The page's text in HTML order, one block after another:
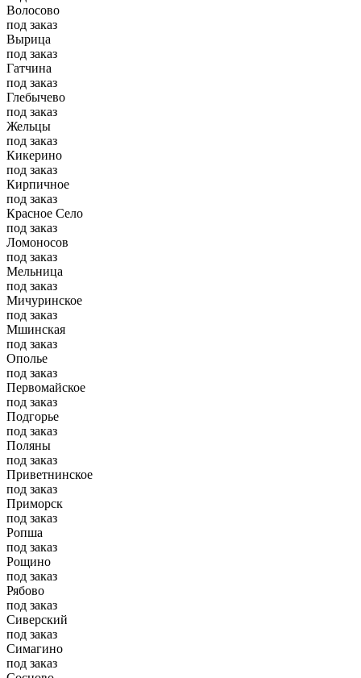
Волосово
под заказ
Вырица
под заказ
Гатчина
под заказ
Глебычево
под заказ
Жельцы
под заказ
Кикерино
под заказ
Кирпичное
под заказ
Красное Село
под заказ
Ломоносов
под заказ
Мельница
под заказ
Мичуринское
под заказ
Мшинская
под заказ
Ополье
под заказ
Первомайское
под заказ
Подгорье
под заказ
Поляны
под заказ
Приветнинское
под заказ
Приморск
под заказ
Ропша
под заказ
Рощино
под заказ
Рябово
под заказ
Сиверский
под заказ
Симагино
под заказ